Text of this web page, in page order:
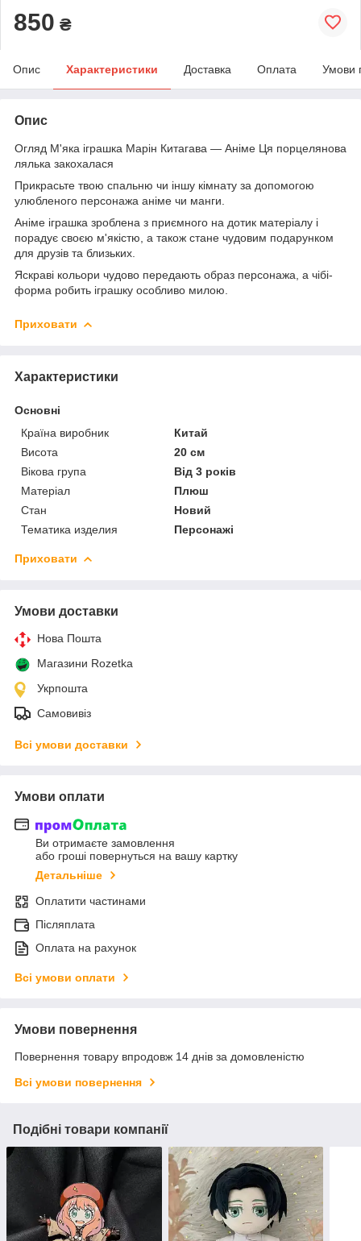
850 ₴
Опис Характеристики Доставка Оплата Умови
Опис
Огляд М'яка іграшка Марін Китагава — Аніме Ця порцелянова
лялька закохалася
Прикрасьте твою спальню чи іншу кімнату за допомогою
улюбленого персонажа аніме чи манги.
Аніме іграшка зроблена з приємного на дотик матеріалу і
порадує своєю м'якістю, а також стане чудовим подарунком
для друзів та близьких.
Яскраві кольори чудово передають образ персонажа, а чібі-
форма робить іграшку особливо милою.
Приховати
Характеристики
Основні
Країна виробник
Китай
Висота
20 см
Вікова група
Від 3 років
Матеріал
Плюш
Стан
Новий
Тематика изделия
Персонажі
Приховати
Умови доставки
Нова Пошта
Магазини Rozetka
Укрпошта
Самовивіз
Всі умови доставки
Умови оплати
Ви отримаєте замовлення
або гроші повернуться на вашу картку
Детальніше
Оплатити частинами
Післяплата
Оплата на рахунок
Всі умови оплати
Умови повернення
Повернення товару впродовж 14 днів за домовленістю
Всі умови повернення
Подібні товари компанії